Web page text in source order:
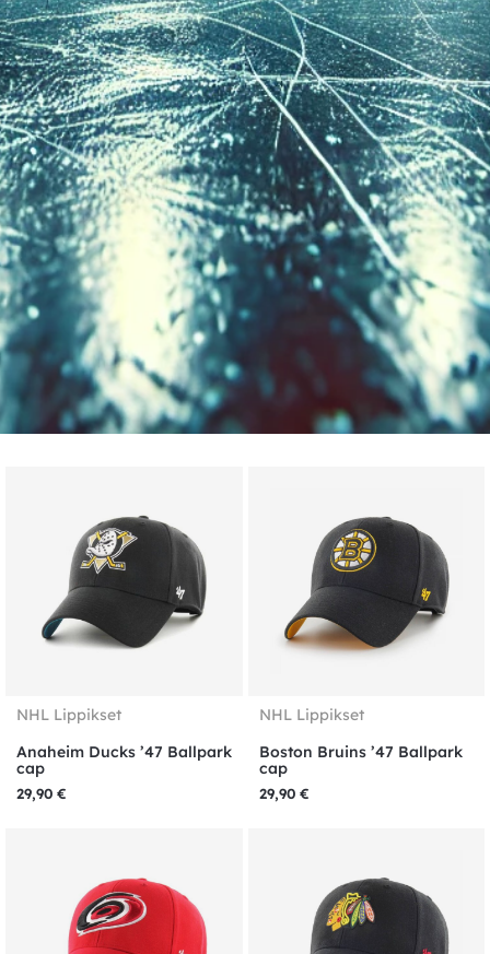
NHL Lippikset
Anaheim Ducks ’47 Ballpark
cap
29,90 €
NHL Lippikset
Boston Bruins ’47 Ballpark
cap
29,90 €